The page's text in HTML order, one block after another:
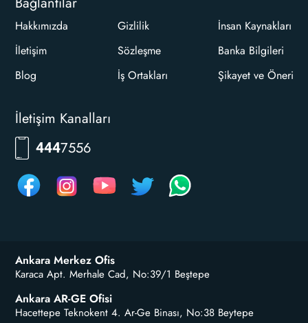
Hakkımızda
İletişim
Blog
Gizlilik
Sözleşme
İş Ortakları
İnsan Kaynakları
Banka Bilgileri
Şikayet ve Öneri
İletişim Kanalları
444RKLM
Ankara Merkez Ofis
Karaca Apt. Merhale Cad, No:39/1 Beştepe
Ankara AR-GE Ofisi
Hacettepe Teknokent 4. Ar-Ge Binası, No:38 Beytepe